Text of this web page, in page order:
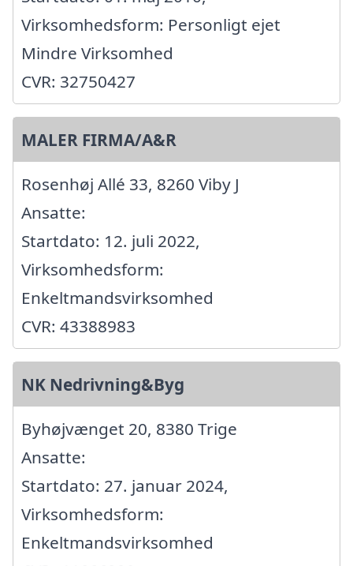
Virksomhedsform: Personligt ejet
Mindre Virksomhed
CVR: 32750427
MALER FIRMA/A&R
Rosenhøj Allé 33, 8260 Viby J
Ansatte:
Startdato: 12. juli 2022,
Virksomhedsform:
Enkeltmandsvirksomhed
CVR: 43388983
NK Nedrivning&Byg
Byhøjvænget 20, 8380 Trige
Ansatte:
Startdato: 27. januar 2024,
Virksomhedsform:
Enkeltmandsvirksomhed